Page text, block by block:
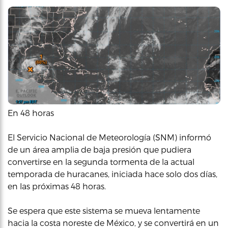
En 48 horas
El Servicio Nacional de Meteorología (SNM) informó
de un área amplia de baja presión que pudiera
convertirse en la segunda tormenta de la actual
temporada de huracanes, iniciada hace solo dos días,
en las próximas 48 horas.
Se espera que este sistema se mueva lentamente
hacia la costa noreste de México, y se convertirá en un